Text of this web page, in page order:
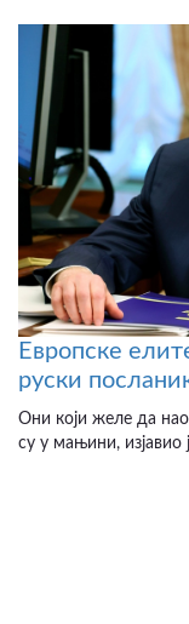
Европске
руски
Они који желе да
су у мањини, изјавио